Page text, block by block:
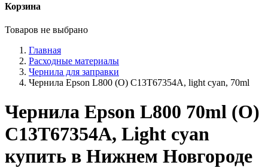
Корзина
Товаров не выбрано
Главная
Расходные материалы
Чернила для заправки
Чернила Epson L800 (О) C13T67354A, light cyan, 70ml
Чернила Epson L800 70ml (О)
C13T67354A, Light cyan
купить в Нижнем Новгороде